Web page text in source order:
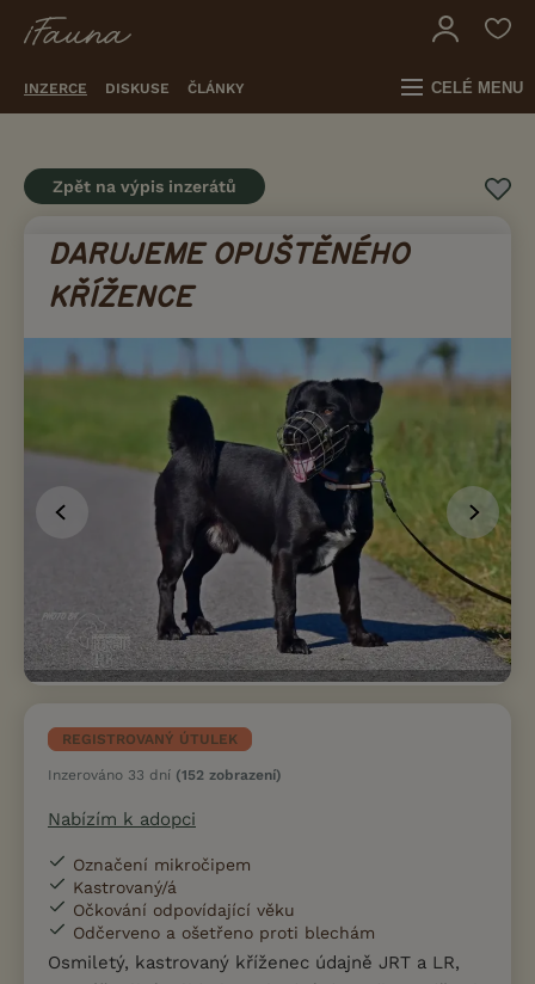
INZERCE DISKUSE ČLÁNKY CELÉ MENU
Zpět na výpis inzerátů
REGISTROVANÝ ÚTULEK
Inzerováno 33 dní (152 zobrazení)
Nabízím k adopci
Označení mikročipem
Kastrovaný/á
Očkování odpovídající věku
Odčerveno a ošetřeno proti blechám
Osmiletý, kastrovaný kříženec údajně JRT a LR,
DARUJEME OPUŠTĚNÉHO
KŘÍŽENCE